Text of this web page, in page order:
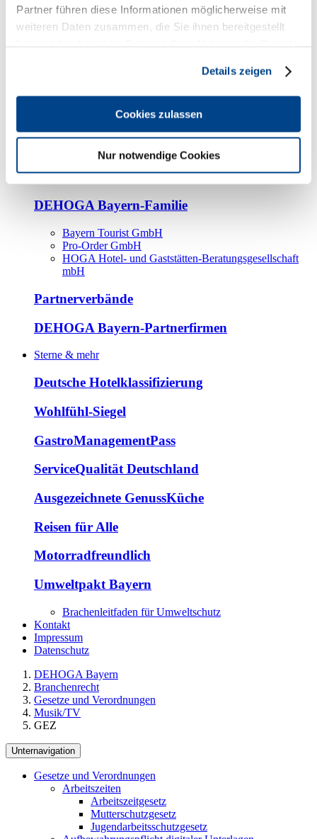
Partner führen diese Informationen möglicherweise mit
weiteren Daten zusammen, die Sie ihnen bereitgestellt
Details zeigen
Cookies zulassen
Nur notwendige Cookies
Kooperationspartner
Tourismusorganisationen
Bayern Tourismus Marketing GmbH
DEHOGA-Familie
Bundesverband
Fachverbände
DEHOGA Bayern-Familie
Bayern Tourist GmbH
Pro-Order GmbH
HOGA Hotel- und Gaststätten-Beratungsgesellschaft
mbH
Partnerverbände
DEHOGA Bayern-Partnerfirmen
Sterne & mehr
Deutsche Hotelklassifizierung
Wohlfühl-Siegel
GastroManagementPass
ServiceQualität Deutschland
Ausgezeichnete GenussKüche
Reisen für Alle
Motorradfreundlich
Umweltpakt Bayern
Brachenleitfaden für Umweltschutz
Kontakt
Impressum
Datenschutz
DEHOGA Bayern
Branchenrecht
Gesetze und Verordnungen
Musik/TV
GEZ
Unternavigation
Gesetze und Verordnungen
Arbeitszeiten
Arbeitszeitgesetz
Mutterschutzgesetz
Jugendarbeitsschutzgesetz